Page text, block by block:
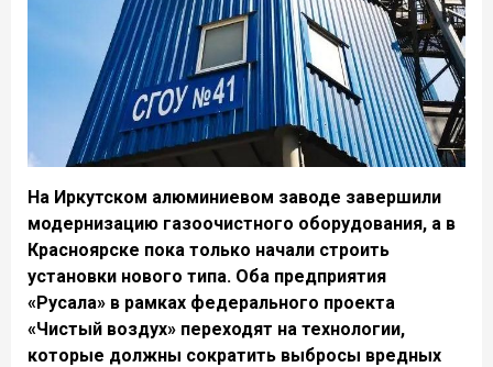
На Иркутском алюминиевом заводе завершили
модернизацию газоочистного оборудования, а в
Красноярске пока только начали строить
установки нового типа. Оба предприятия
«Русала» в рамках федерального проекта
«Чистый воздух» переходят на технологии,
которые должны сократить выбросы вредных